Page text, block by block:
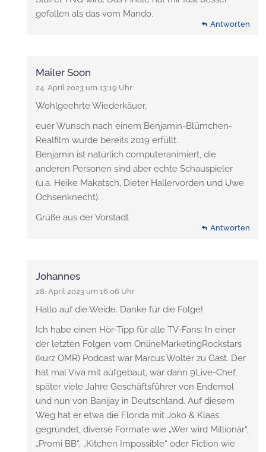
gefallen als das vom Mando.
Antworten
Mailer Soon
24. April 2023 um 13:19 Uhr
Wohlgeehrte Wiederkäuer,
euer Wunsch nach einem Benjamin-Blümchen-
Realfilm wurde bereits 2019 erfüllt.
Benjamin ist natürlich computeranimiert, die
anderen Personen sind aber echte Schauspieler
(u.a. Heike Makatsch, Dieter Hallervorden und Uwe
Ochsenknecht).
Grüße aus der Vorstadt
Antworten
Johannes
28. April 2023 um 16:06 Uhr
Hallo auf die Weide. Danke für die Folge!
Ich habe einen Hör-Tipp für alle TV-Fans: In einer
der letzten Folgen vom OnlineMarketingRockstars
(kurz OMR) Podcast war Marcus Wolter zu Gast. Der
hat mal Viva mit aufgebaut, war dann 9Live-Chef,
später viele Jahre Geschäftsführer von Endemol
und nun von Banijay in Deutschland. Auf diesem
Weg hat er etwa die Florida mit Joko & Klaas
gegründet, diverse Formate wie „Wer wird Millionär“,
„Promi BB“, „Kitchen Impossible“ oder Fiction wie